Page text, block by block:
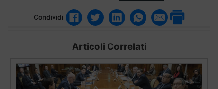
Condividi
Articoli Correlati